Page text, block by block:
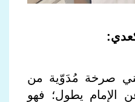
صرخة مُدَوّية من
الإمام يطول؛ فهو